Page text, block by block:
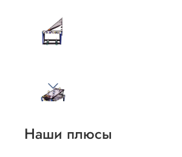
Наши плюсы